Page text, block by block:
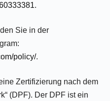
.
Sie in der
policy/.
Zertifizierung nach dem
(DPF). Der DPF ist ein